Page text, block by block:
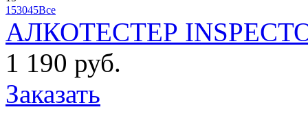
153045Все
АЛКОТЕСТЕР
1 190 руб.
Заказать